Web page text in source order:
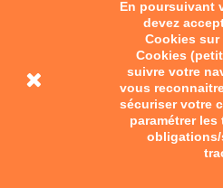
En poursuivant
devez
Cookies sur
Cookies
suivre votre
vous
sécuriser votre
paramétrer
obligations/
Ajouter au